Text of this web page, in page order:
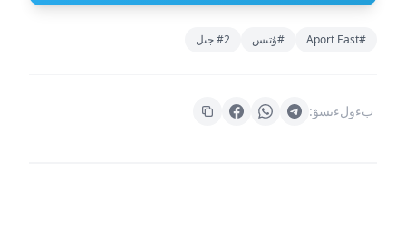
#Aport East #ۇتىس #2 جىل
بءولءىسۋ: